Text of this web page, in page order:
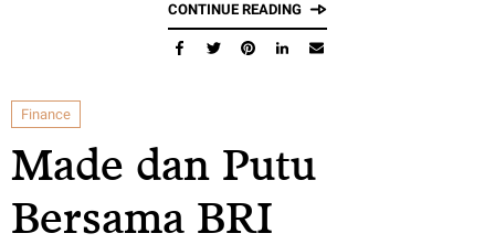
CONTINUE READING
Finance
Made dan Putu
Bersama BRI